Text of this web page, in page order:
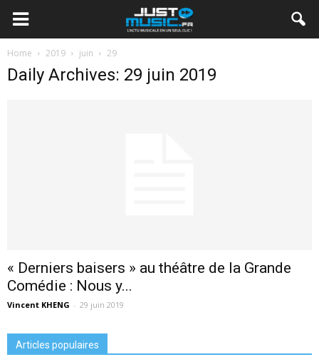
Home 2019 juin 29
Daily Archives: 29 juin 2019
« Derniers baisers » au théâtre de la Grande
Comédie : Nous y...
Vincent KHENG - 29 juin 2019
Articles populaires